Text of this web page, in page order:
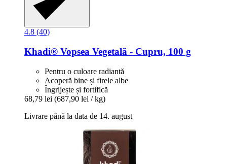
4.8 (40)
Khadi® Vopsea Vegetală -​ Cupru, 100 g
Pentru o culoare radiantă
Acoperă bine și firele albe
Îngrijește și fortifică
68,79 lei (687,90 lei / kg)
Livrare până la data de 14. august